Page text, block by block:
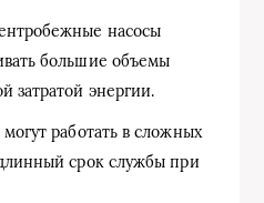
насосы
большие объемы
затратой энергии.
работать в сложных
срок службы при